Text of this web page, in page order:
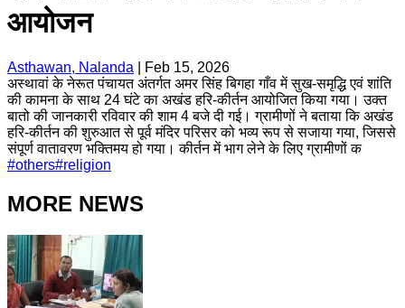
आयोजन
Asthawan, Nalanda
Feb 15, 2026
अस्थावां के नेरूत पंचायत अंतर्गत अमर सिंह बिगहा गाँव में सुख-समृद्धि एवं शांति
की कामना के साथ 24 घंटे का अखंड हरि-कीर्तन आयोजित किया गया। उक्त
बातो की जानकारी रविवार की शाम 4 बजे दी गई। ग्रामीणों ने बताया कि अखंड
हरि-कीर्तन की शुरुआत से पूर्व मंदिर परिसर को भव्य रूप से सजाया गया, जिससे
संपूर्ण वातावरण भक्तिमय हो गया। कीर्तन में भाग लेने के लिए ग्रामीणों क
#others#religion
MORE NEWS